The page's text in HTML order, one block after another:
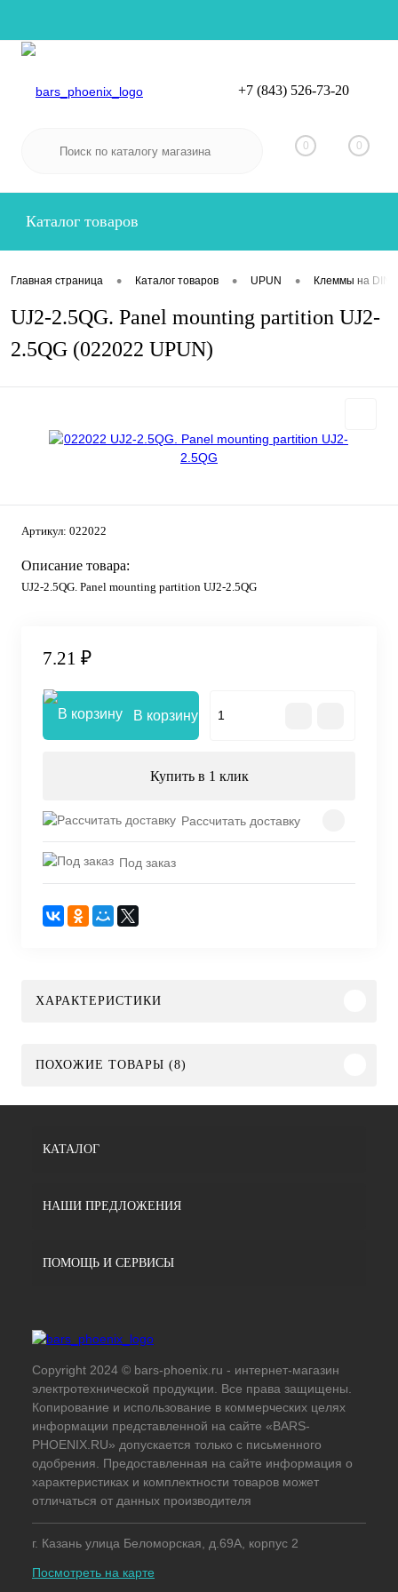
Вход
+7 (843) 526-73-20
0 0
Каталог товаров
Главная страница • Каталог товаров • UPUN • Клеммы на DIN-
UJ2-2.5QG. Panel mounting partition UJ2-
2.5QG (022022 UPUN)
Артикул: 022022
Описание товара:
UJ2-2.5QG. Panel mounting partition UJ2-2.5QG
7.21 ₽
В корзину
Купить в 1 клик
Рассчитать доставку
Под заказ
ХАРАКТЕРИСТИКИ
ПОХОЖИЕ ТОВАРЫ (8)
КАТАЛОГ
НАШИ ПРЕДЛОЖЕНИЯ
ПОМОЩЬ И СЕРВИСЫ
Copyright 2024 © bars-phoenix.ru - интернет-магазин
электротехнической продукции. Все права защищены.
Копирование и использование в коммерческих целях
информации представленной на сайте «BARS-
PHOENIX.RU» допускается только с письменного
одобрения. Предоставленная на сайте информация о
характеристиках и комплектности товаров может
отличаться от данных производителя
г. Казань улица Беломорская, д.69А, корпус 2
Посмотреть на карте